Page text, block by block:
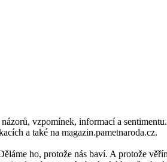
vzpomínek, informací a
a také na magazin.pametnaroda.cz.
ho, protože nás baví. A protože